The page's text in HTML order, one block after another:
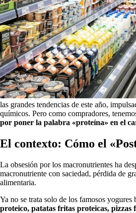
las grandes tendencias de este año,
químicos. Pero como compradores,
por poner la palabra «proteína» en el
El contexto: Cómo el
La obsesión por los macronutrientes ha
macronutriente con saciedad, pérdida de
alimentaria.
Ya no se trata solo de los famosos
proteico, patatas fritas proteicas, pizzas